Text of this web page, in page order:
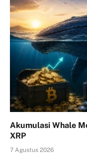
Akumulasi Whale
XRP
7 Agustus 2026